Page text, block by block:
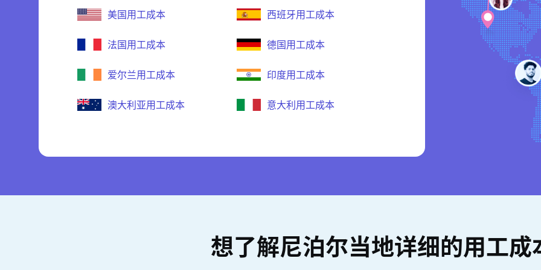
美国用工成本 西班牙用工成本
法国用工成本 德国用工成本
爱尔兰用工成本 印度用工成本
澳大利亚用工成本 意大利用工成本
想了解尼泊尔当地详细的用工成